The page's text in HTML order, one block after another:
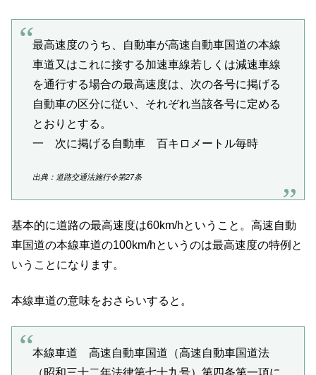
最高速度のうち、自動車が高速自動車国道の本線
車道又はこれに接する加速車線若しくは減速車線
を通行する場合の最高速度は、次の各号に掲げる
自動車の区分に従い、それぞれ当該各号に定める
とおりとする。
一 次に掲げる自動車 百キロメートル毎時
出典：道路交通法施行令第27条
基本的に道路の最高速度は60km/hということ。高速自動
車国道の本線車道の100km/hというのは最高速度の特例と
いうことになります。
本線車道の意味をおさらいすると。
本線車道 高速自動車国道（高速自動車国道法
（昭和三十二年法律第七十九号）第四条第一項に